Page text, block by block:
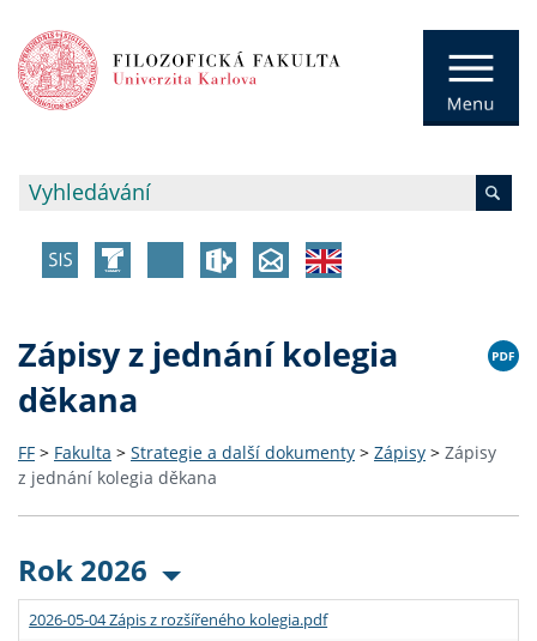
Zápisy z jednání kolegia
děkana
FF > Fakulta > Strategie a další dokumenty > Zápisy > Zápisy
z jednání kolegia děkana
Rok 2026
2026-05-04 Zápis z rozšířeného kolegia.pdf